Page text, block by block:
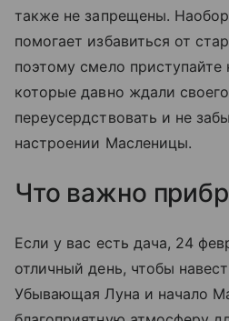
также не запрещены.
помогает избавиться от
поэтому смело приступайте
которые давно ждали
переусердствовать и не
настроении Масленицы.
Что важно
Если у вас есть дача, 24
отличный день, чтобы
Убывающая Луна и начало